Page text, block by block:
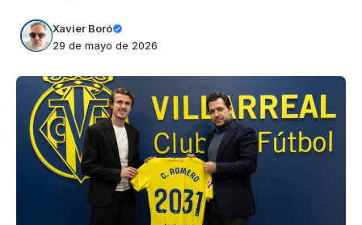
Xavier Boró
29 de mayo de 2026